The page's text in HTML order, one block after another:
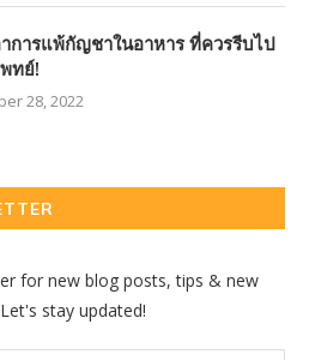
การแพ้กัญชาในอาหาร ที่ควรรีบไป
ทย์!
28, 2022
for new blog posts, tips & new
stay updated!